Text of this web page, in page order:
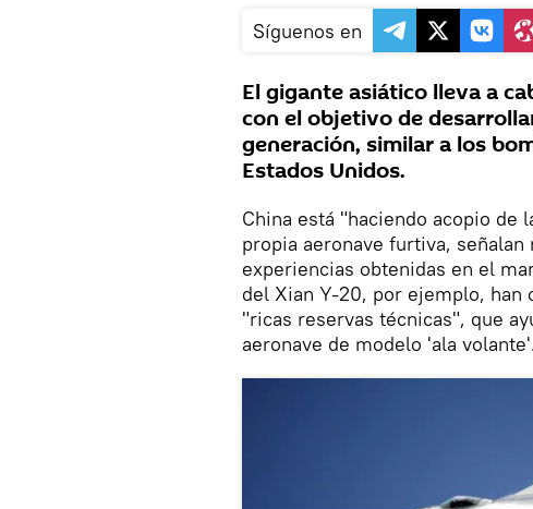
Síguenos en
El gigante asiático lleva a
con el objetivo de
generación, similar a los
Estados Unidos.
China está "haciendo acopio de
propia aeronave furtiva,
experiencias obtenidas en el
del Xian Y-20, por ejemplo,
"ricas reservas técnicas", que
aeronave de modelo 'ala